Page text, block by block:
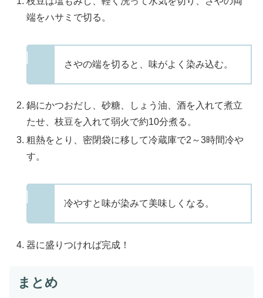
端をハサミで切る。
さやの端を切ると、味がよく染み込む。
鍋にかつおだし、砂糖、しょう油、酒を入れて煮立
たせ、枝豆を入れて弱火で約10分煮る。
粗熱をとり、密閉袋に移して冷蔵庫で2～3時間冷や
す。
冷やすと味が染みて美味しくなる。
器に盛りつければ完成！
まとめ